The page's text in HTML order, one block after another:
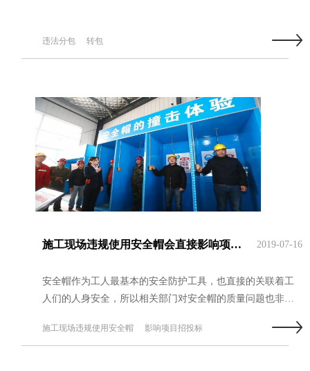
违法分包 转包
施工现场违规使用安全帽会直接影响项目招投标？ 2019-07-16
安全帽作为工人最基本的安全防护工具，也直接的关联着工
人们的人身安全，所以相关部门对安全帽的质量问题也非常
施工现场违规使用安全帽 影响项目招投标